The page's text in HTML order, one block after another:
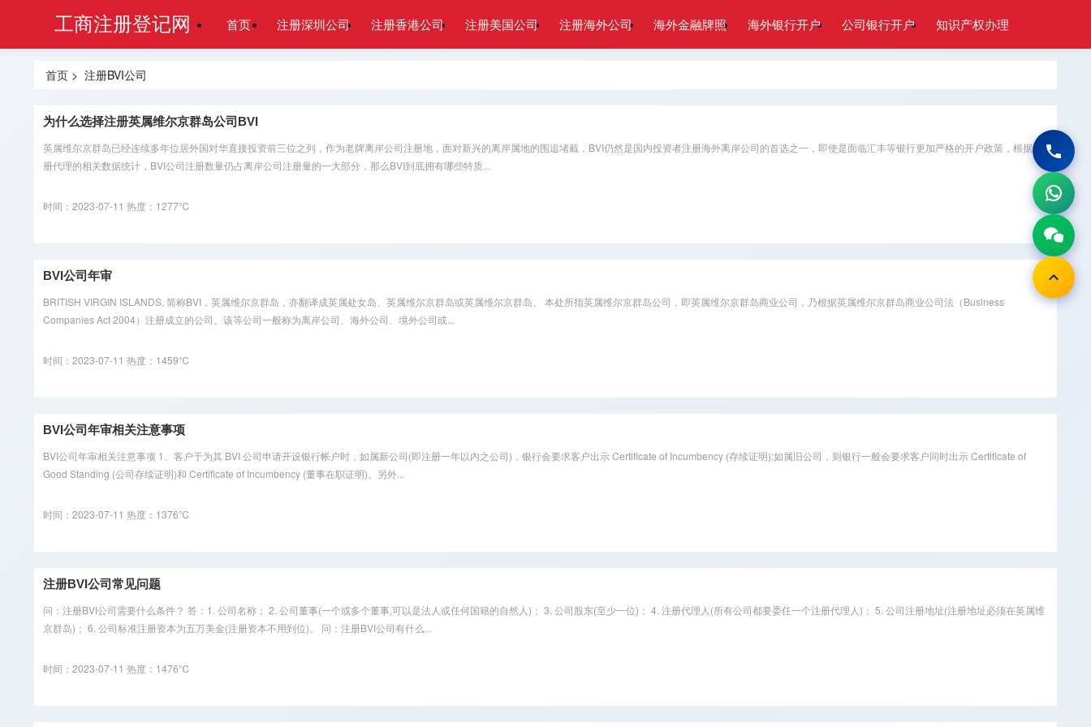
工商注册登记网 首页 注册深圳公司 注册香港公司 注册美国公司 注册海外公司 海外金融牌照 海外银行开户 公司银行开户 知识产权办理
首页 > 注册BVI公司
为什么选择注册英属维尔京群岛公司BVI
英属维尔京群岛已经连续多年位居外国对华直接投资前三位之列，作为老牌离岸公司注册地，面对新兴的离岸属地的围追堵截，BVI仍然是国内投资者注册海外离岸公司的首选之一，即使是面临汇丰等银行更加严格的开户政策，根据注
册代理的相关数据统计，BVI公司注册数量仍占离岸公司注册量的一大部分，那么BVI到底拥有哪些特质...
时间：2023-07-11 热度：1277℃
BVI公司年审
BRITISH VIRGIN ISLANDS, 简称BVI，英属维尔京群岛，亦翻译成英属处女岛、英属维尔京群岛或英属维尔京群岛。 本处所指英属维尔京群岛公司，即英属维尔京群岛商业公司，乃根据英属维尔京群岛商业公司法（Business
Companies Act 2004）注册成立的公司。该等公司一般称为离岸公司、海外公司、境外公司或...
时间：2023-07-11 热度：1459℃
BVI公司年审相关注意事项
BVI公司年审相关注意事项 1、客户于为其 BVI 公司申请开设银行帐户时，如属新公司(即注册一年以内之公司)，银行会要求客户出示 Certificate of Incumbency (存续证明);如属旧公司，则银行一般会要求客户同时出示 Certificate of
Good Standing (公司存续证明)和 Certificate of Incumbency (董事在职证明)。另外...
时间：2023-07-11 热度：1376℃
注册BVI公司常见问题
问：注册BVI公司需要什么条件？ 答：1. 公司名称； 2. 公司董事(一个或多个董事,可以是法人或任何国籍的自然人)； 3. 公司股东(至少一位)； 4. 注册代理人(所有公司都要委任一个注册代理人)； 5. 公司注册地址(注册地址必须在英属维
京群岛)； 6. 公司标准注册资本为五万美金(注册资本不用到位)。 问：注册BVI公司有什么...
时间：2023-07-11 热度：1476℃